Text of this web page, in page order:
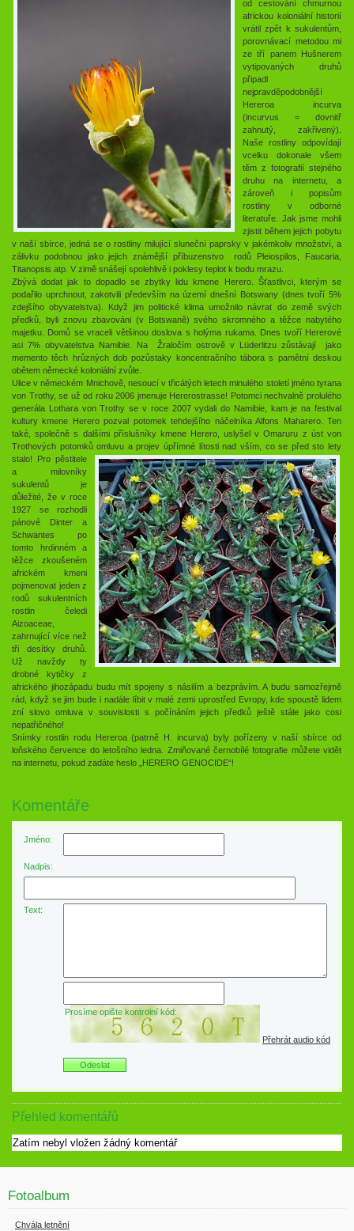
od cestování chmurnou
africkou koloniální historií
vrátil zpět k sukulentům,
porovnávací metodou mi
ze tří panem Hušnerem
vytipovaných druhů
připadl
nejpravděpodobnější
Hereroa incurva
(incurvus = dovnitř
zahnutý, zakřivený).
Naše rostliny odpovídají
vcelku dokonale všem
těm z fotografií stejného
druhu na internetu, a
zároveň i popisům
rostliny v odborné
literatuře. Jak jsme mohli
zjistit během jejich pobytu
v naší sbírce, jedná se o rostliny milující sluneční paprsky v jakémkoliv množství, a
zálivku podobnou jako jejich známější příbuzenstvo rodů Pleiospilos, Faucaria,
Titanopsis atp. V zimě snášejí spolehlivě i poklesy teplot k bodu mrazu.
Zbývá dodat jak to dopadlo se zbytky lidu kmene Herero. Šťastlivci, kterým se
podařilo uprchnout, zakotvili především na území dnešní Botswany (dnes tvoří 5%
zdejšího obyvatelstva). Když jim politické klima umožnilo návrat do země svých
předků, byli znovu zbavováni (v Botswaně) svého skromného a těžce nabytého
majetku. Domů se vraceli většinou doslova s holýma rukama. Dnes tvoří Hererové
asi 7% obyvatelstva Namibie. Na Žraločím ostrově v Lüderlitzu zůstávají jako
memento těch hrůzných dob pozůstaky koncentračního tábora s pamětní deskou
obětem německé koloniální zvůle.
Ulice v německém Mnichově, nesoucí v třicátých letech minulého století jméno tyrana
von Trothy, se už od roku 2006 jmenuje Hererostrasse! Potomci nechvalně prolulého
generála Lothara von Trothy se v roce 2007 vydali do Namibie, kam je na festival
kultury kmene Herero pozval potomek tehdejšího náčelníka Alfons Maharero. Ten
také, společně s dalšími příslušníky kmene Herero, uslyšel v Omaruru z úst von
Trothových potomků omluvu a projev úpřímné lítosti nad vším, co se před sto lety
stalo! Pro pěstitele
a milovníky
sukulentů je
důležité, že v roce
1927 se rozhodli
pánové Dinter a
Schwantes po
tomto hrdinném a
těžce zkoušeném
africkém kmeni
pojmenovat jeden z
rodů sukulentních
rostlin čeledi
Aizoaceae,
zahrnující více než
tři desítky druhů.
Už navždy ty
drobné kytičky z
afrického jihozápadu budu mít spojeny s násilím a bezprávím. A budu samozřejmě
rád, když se jim bude i nadále líbit v malé zemi uprostřed Evropy, kde spoustě lidem
zní slovo omluva v souvislosti s počínáním jejich předků ještě stále jako cosi
nepatřičného!
Snímky rostlin rodu Hereroa (patrně H. incurva) byly pořízeny v naší sbírce od
loňského července do letošního ledna. Zmiňované černobílé fotografie můžete vidět
na internetu, pokud zadáte heslo „HERERO GENOCIDE“!
Komentáře
Jméno:
Nadpis:
Text:
Prosíme opište kontrolní kód:
Přehrát audio kód
Přehled komentářů
Zatím nebyl vložen žádný komentář
Fotoalbum
Chvála letnění